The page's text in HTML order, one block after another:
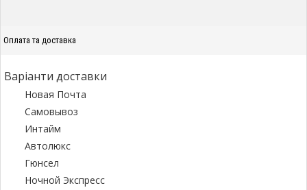
Оплата та доставка
Варіанти доставки
Новая Почта
Самовывоз
Интайм
Автолюкс
Гюнсел
Ночной Экспресс